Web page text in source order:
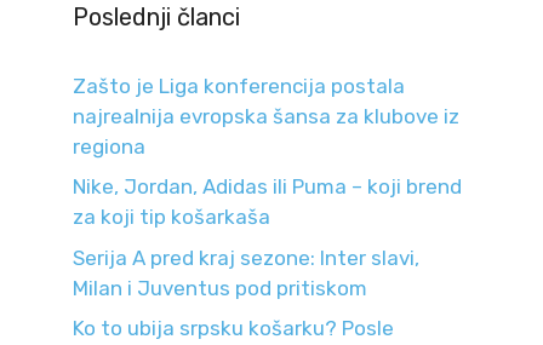
Poslednji članci
Zašto je Liga konferencija postala
najrealnija evropska šansa za klubove iz
regiona
Nike, Jordan, Adidas ili Puma – koji brend
za koji tip košarkaša
Serija A pred kraj sezone: Inter slavi,
Milan i Juventus pod pritiskom
Ko to ubija srpsku košarku? Posle